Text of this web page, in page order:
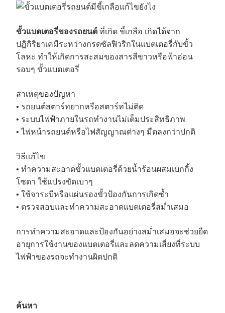
ขั้วแบตเตอรี่ของรถยนต์ ที่เกิด ขี้เกลือ เกิดได้จาก
ปฏิกิริยาเคมีระหว่างกรดซัลฟิวริกในแบตเตอรี่กับขั้ว
โลหะ ทำให้เกิดการสะสมของสารสีขาวหรือฟ้าอ่อน
รอบๆ ขั้วแบตเตอรี่
สาเหตุของปัญหา
• รถยนต์สตาร์ทยากหรือสตาร์ทไม่ติด
• ระบบไฟฟ้าภายในรถทำงานไม่เต็มประสิทธิภาพ
• ไฟหน้ารถยนต์หรือไฟสัญญาณต่างๆ มืดลงกว่าปกติ
วิธีแก้ไข
• ทำความสะอาดขั้วแบตเตอรี่ด้วยน้ำร้อนผสมเบกกิ้ง
โซดา ใช้แปรงขัดเบาๆ
• ใช้จาระบีหรือแผ่นรองขั้วป้องกันการเกิดซ้ำ
• ตรวจสอบและทำความสะอาดแบตเตอรี่สม่ำเสมอ
การทำความสะอาดและป้องกันอย่างสม่ำเสมอจะช่วยยืด
อายุการใช้งานของแบตเตอรี่และลดความเสี่ยงที่ระบบ
ไฟฟ้าของรถจะทำงานผิดปกติ
ค้นหา